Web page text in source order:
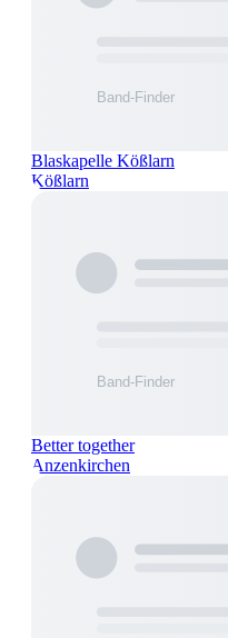
Blaskapelle Kößlarn
Kößlarn
Better together
Anzenkirchen